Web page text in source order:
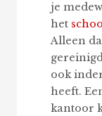
je
het
Alleen
ook
heeft.
kantoor